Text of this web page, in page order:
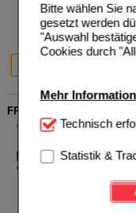
Bitte wählen Sie
gesetzt werden
"Auswahl
Cookies durch
Mehr Information
Technisch
Website
Kundenkonto),
werden kann.
Technisch
Statistik &
64%
FRESUBIN PROTEIN
Fresenius Kabi
06698728